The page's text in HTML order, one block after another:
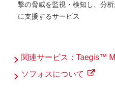
撃の脅威を監視・検知し、分
に支援するサービス
関連サービス：Taegis™
ソフォスについて